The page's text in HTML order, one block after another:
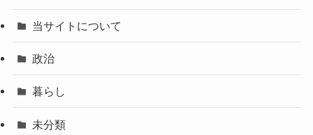
当サイトについて
政治
暮らし
未分類